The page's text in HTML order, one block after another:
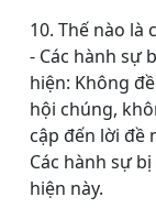
10. Thế nào là
- Các hành sự
hiện: Không
hội chúng,
cập đến lời đề
Các hành sự
hiện này.